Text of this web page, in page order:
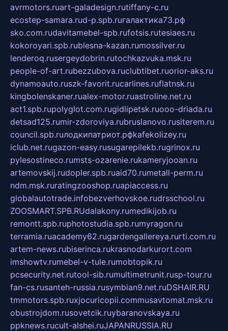
avrmotors.ruart-galadesign.rutiffany-c.ru
ecostep-samara.rud-p.spb.ruгалактика73.рф
sko.com.rudavitamebel-spb.rufotsis.rutesiaes.ru
kokoroyari.spb.rublesna-kazan.rumossilver.ru
lenderoq.rusergeydobrin.rutochkazvuka.msk.ru
people-of-art.rubezzubova.ruclubtibet.ruorior-aks.ru
dynamoauto.ruszk-favorit.rucarlines.ruflatnsk.ru
kingbolenskaner.rualex-motor.ruastroline.net.ru
act1.spb.rupolyglot.com.rugidlipetsk.ruooo-driada.ru
detsad125.rumir-zdoroviya.rubruslanovo.rusiterem.ru
council.spb.ruлодкипатриот.рфkafekolizey.ru
iclub.net.rugazon-easy.rusugarepilekb.rugrinox.ru
pylesostineco.rumsts-ozarenie.rukameryjooan.ru
artemovskij.rudopler.spb.ruaid70.rumetall-perm.ru
ndm.msk.ruratingzooshop.ruapiaccess.ru
globalautotrade.infobezverhovskoe.rudrsschool.ru
ZOOSMART.SPB.RUdalakony.rumedikijob.ru
remontt.spb.ruphotostudia.spb.rumyragon.ru
terramia.ruacademy62.rugardengallereya.rurti.com.ru
artem-news.rubiserinca.rukrasnodarkurort.com
imshowtv.rumebel-v-tule.rumobtopik.ru
pcsecurity.net.rutool-sib.rumultimetrunit.rusp-tour.ru
fan-cs.rusanteh-russia.rusymbian9.net.ruDSHAIR.RU
tmmotors.spb.ruxjocuricopii.commusavtomat.msk.ru
obustrojdom.rusovetcik.ruybaranovskaya.ru
ppknews.rucult-alshei.ruJAPANRUSSIA.RU